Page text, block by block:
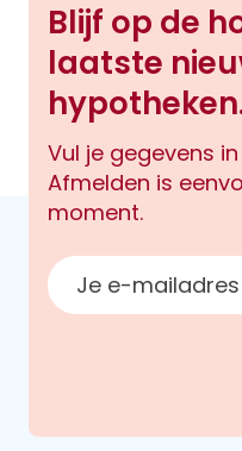
Blijf op de
laatste
Vul je gegevens
Afmelden is
moment.
E-mailadres